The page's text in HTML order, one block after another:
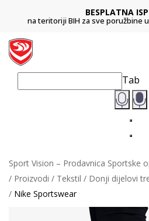
BESPLATNA
na teritoriji BIH za sve poružbine
Tab
Sport Vision – Prodavnica Sportske
Proizvodi
Tekstil Donji dijelovi
Nike Sportswear